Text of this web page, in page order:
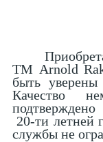
ТМ Arnold
быть
Качество
подтверждено
20-ти летней
службы не